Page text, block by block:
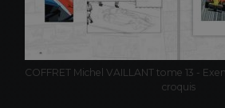
COFFRET Michel VAILLANT tome 13 -
croquis